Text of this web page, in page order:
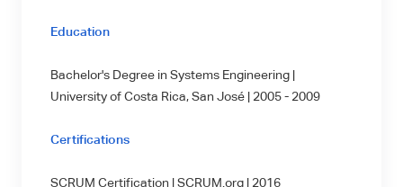
Education
Bachelor's Degree in Systems Engineering |
University of Costa Rica, San José | 2005 - 2009
Certifications
SCRUM Certification | SCRUM.org | 2016